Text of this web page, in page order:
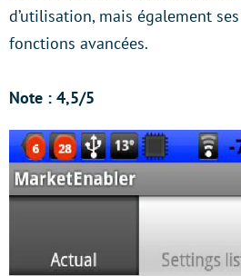
d’utilisation, mais également
fonctions avancées.
Note : 4,5/5